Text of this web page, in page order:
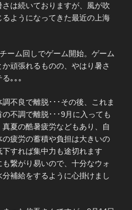
は続いておりますが、風が吹
るようになってきた最近の上海
ーム回しでゲーム開始。ゲーム
頑張れるものの、やはり暑さ
｡｡｡
不良で離脱･･･その後、これま
不調で離脱･･･9月に入っても
夏の酷暑疲労などもあり、自
疲労の蓄積や負担は大きいの
すれば集中力も途切れます
繋がり易いので、十分なウォ
補給をするように心掛けまし